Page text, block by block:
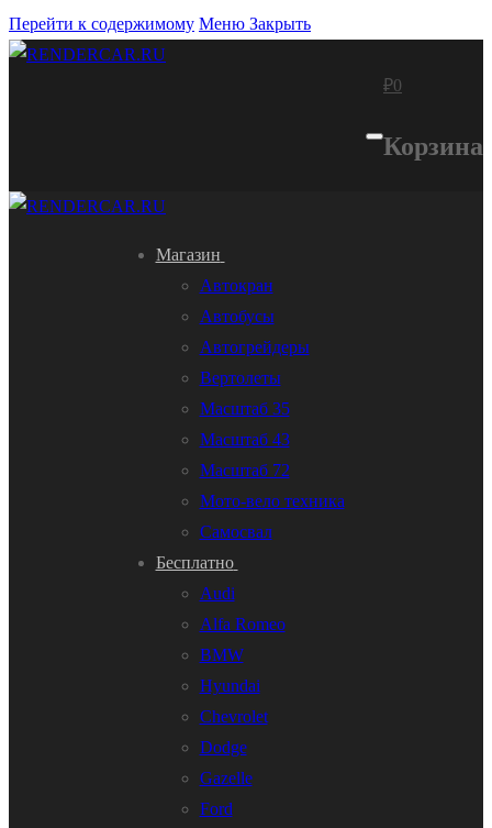
Перейти к содержимому Меню Закрыть
₽0
Корзина
Магазин
Автокран
Автобусы
Автогрейдеры
Вертолеты
Масштаб 35
Масштаб 43
Масштаб 72
Мото-вело техника
Самосвал
Бесплатно
Audi
Alfa Romeo
BMW
Hyundai
Chevrolet
Dodge
Gazelle
Ford